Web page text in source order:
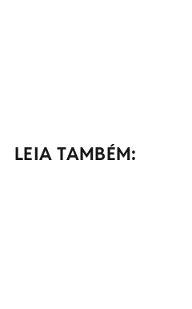
LEIA TAMBÉM: